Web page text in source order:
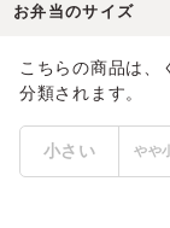
お弁当のサイズ
こちらの商品は、
分類されます。
小さい やや